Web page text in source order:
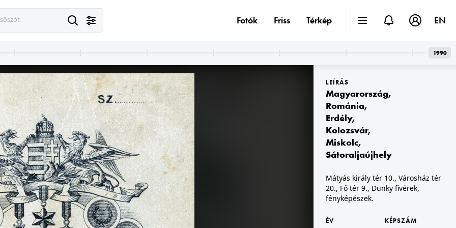
épület bejáratánál.
1904 1904 1904
LEÍRÁS
Magyarország,
Románia,
Erdély,
Kolozsvár,
Miskolc,
Sátoraljaújhely
Mátyás király tér 10., Városház tér
20., Fő tér 9., Dunky fivérek,
fényképészek.
ÉV KÉPSZÁM
Fotók Friss Térkép EN
1990